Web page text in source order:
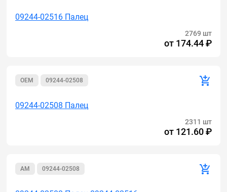
09244-02516 Палец
2769 шт
от 174.44 ₽
OEM 09244-02508
09244-02508 Палец
2311 шт
от 121.60 ₽
AM 09244-02508